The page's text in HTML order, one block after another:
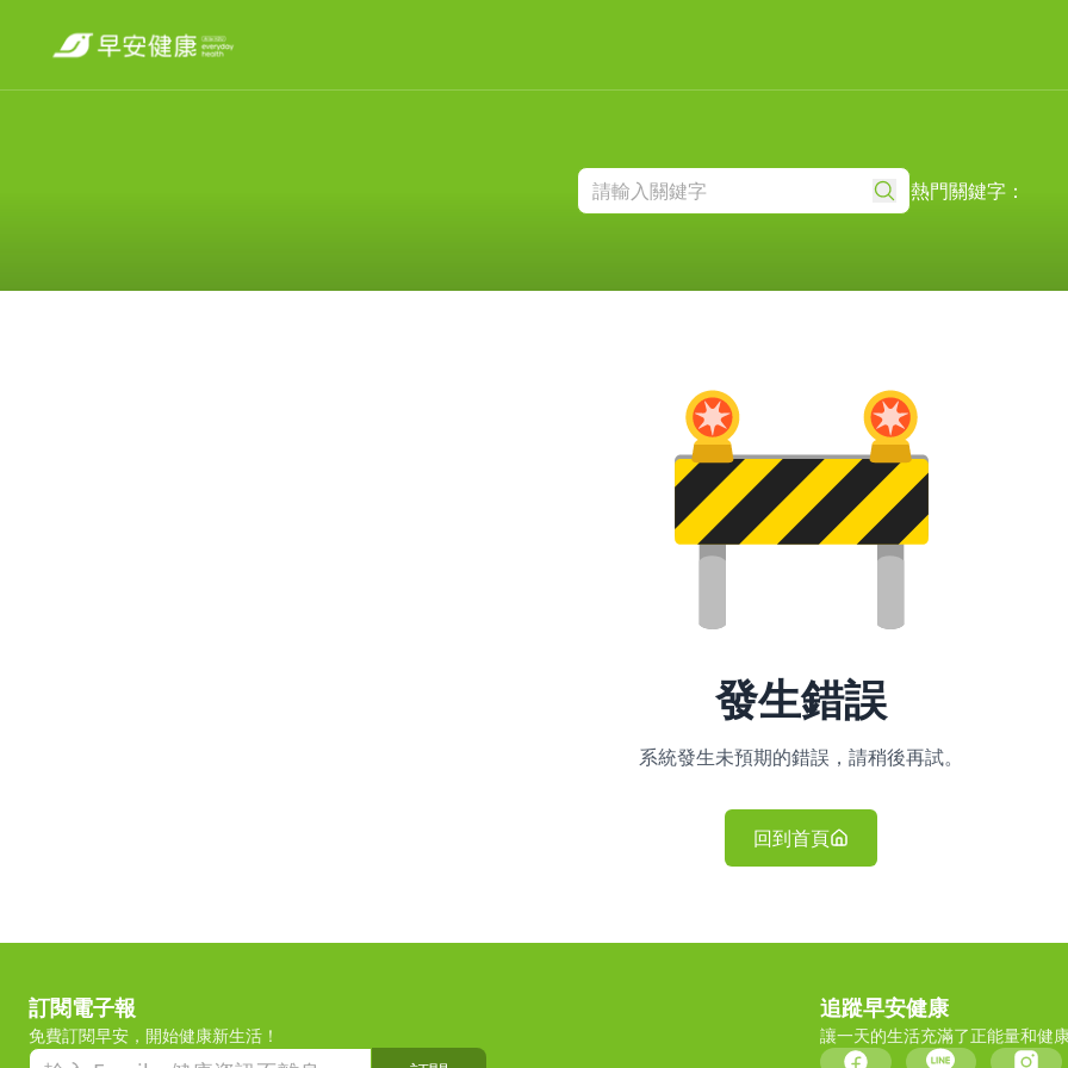
熱門關鍵字：
發生錯誤
系統發生未預期的錯誤，請稍後再試。
回到首頁
訂閱電子報
免費訂閱早安，開始健康新生活！
追蹤早安健康
讓一天的生活充滿了正能量和健